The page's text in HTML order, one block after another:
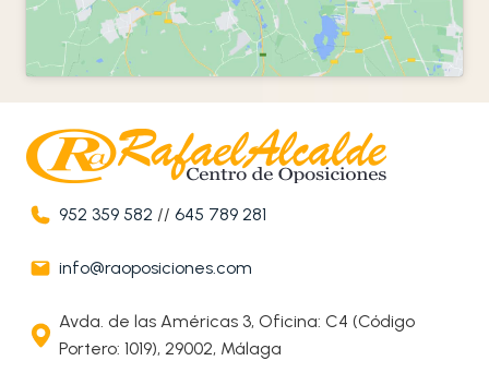
952 359 582 //645 789 281
info@raoposiciones.com
Avda. de las Américas 3, Oficina: C4 (Código
Portero: 1019), 29002, Málaga